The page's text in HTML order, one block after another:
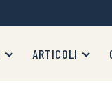
ARTICOLI